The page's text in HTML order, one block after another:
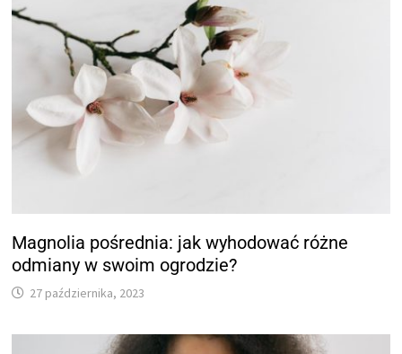
Magnolia pośrednia: jak wyhodować różne
odmiany w swoim ogrodzie?
27 października, 2023